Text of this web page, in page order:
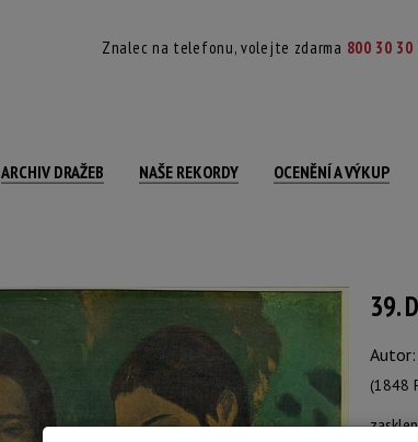
Znalec na telefonu, volejte zdarma 800 30 30
ARCHIV DRAŽEB NAŠE REKORDY OCENĚNÍ A VÝKUP
39.
Autor:
(1848